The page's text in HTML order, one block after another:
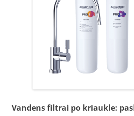
Vandens filtrai po kriaukle: